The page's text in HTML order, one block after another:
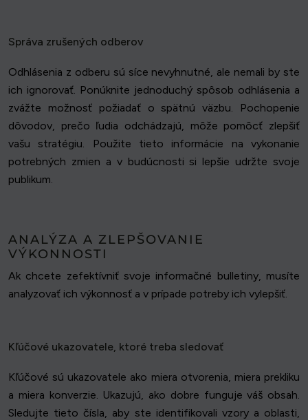
Správa zrušených odberov
Odhlásenia z odberu sú síce nevyhnutné, ale nemali by ste
ich ignorovať. Ponúknite jednoduchý spôsob odhlásenia a
zvážte možnosť požiadať o spätnú väzbu. Pochopenie
dôvodov, prečo ľudia odchádzajú, môže pomôcť zlepšiť
vašu stratégiu. Použite tieto informácie na vykonanie
potrebných zmien a v budúcnosti si lepšie udržte svoje
publikum.
ANALÝZA A ZLEPŠOVANIE
VÝKONNOSTI
Ak chcete zefektívniť svoje informačné bulletiny, musíte
analyzovať ich výkonnosť a v prípade potreby ich vylepšiť.
Kľúčové ukazovatele, ktoré treba sledovať
Kľúčové sú ukazovatele ako miera otvorenia, miera prekliku
a miera konverzie. Ukazujú, ako dobre funguje váš obsah.
Sledujte tieto čísla, aby ste identifikovali vzory a oblasti,